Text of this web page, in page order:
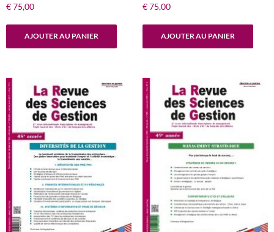
€75,00
AJOUTER AU PANIER
€75,00
AJOUTER AU PANIER